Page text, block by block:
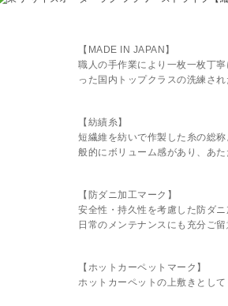
【MADE IN JAPAN】
職人の手作業により一枚一枚丁
った国内トップクラスの洗練さ
【紡績糸】
短繊維を紡いで作製した糸の総
般的にボリューム感があり、あた
【防ダニ加工マーク】
安全性・持久性を考慮した防ダニ
日常のメンテナンスにも充分ご留
【ホットカーペットマーク】
ホットカーペットの上敷きとして